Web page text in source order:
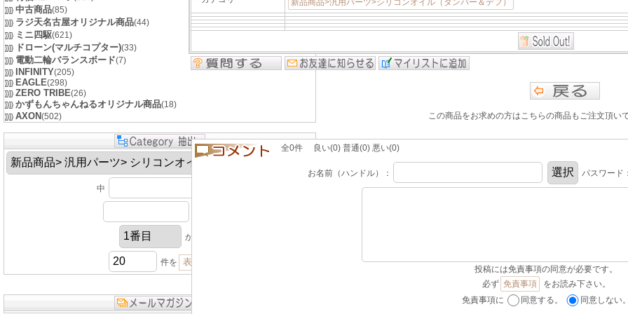
中古商品(85)
ラジ天名古屋オリジナル商品(44)
ミニ四駆(621)
ドローン(マルチコプター)(33)
電動二輪バランスボード(7)
INFINITY(205)
EAGLE(298)
ZERO TRIBE(26)
かずもんちゃんねるオリジナル商品(18)
AXON(502)
中
から
件を
新品商品>汎用パーツ>シリコンオイル（ダンパー＆デフ）
この商品をお求めの方はこちらの商品もご注文頂い
全0件 良い(0) 普通(0) 悪い(0)
お名前（ハンドル）： パスワード：
投稿には免責事項の同意が必要です。
必ず 免責事項
をお読み下さい。
免責事項に
同意する。 同意しない。